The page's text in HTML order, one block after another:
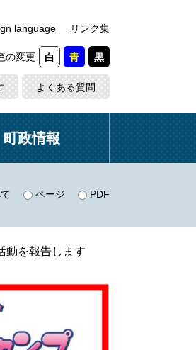
language リンク集
の変更 白 青 黒
よくある質問
町政情報
ページ PDF
動を報告します